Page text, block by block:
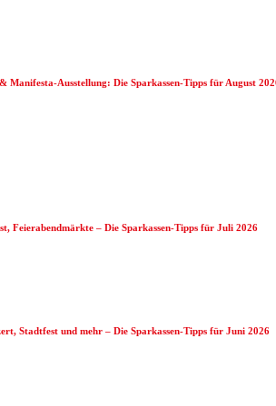
Manifesta-Ausstellung: Die Sparkassen-Tipps für August
Feierabendmärkte – Die Sparkassen-Tipps für Juli 2026
Stadtfest und mehr – Die Sparkassen-Tipps für Juni 2026